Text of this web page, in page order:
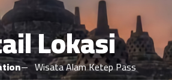
Lokasi
Wisata Alam Ketep Pass